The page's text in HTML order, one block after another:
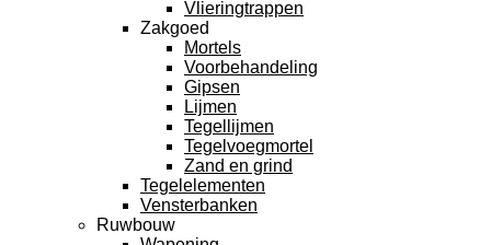
Vlieringtrappen
Zakgoed
Mortels
Voorbehandeling
Gipsen
Lijmen
Tegellijmen
Tegelvoegmortel
Zand en grind
Tegelelementen
Vensterbanken
Ruwbouw